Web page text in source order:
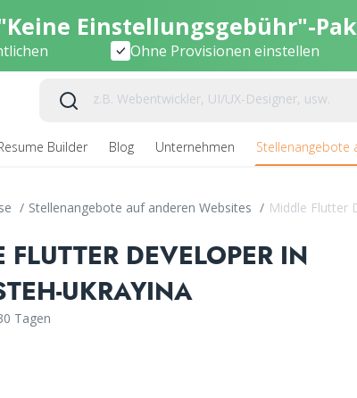
Einstellungsgebühr"-
Ohne Provisionen einstellen
Builder Blog Unternehmen Stellenangebote
/ Stellenangebote auf anderen Websites / Middle Flutter
FLUTTER DEVELOPER IN
UKRAYINA
Tagen